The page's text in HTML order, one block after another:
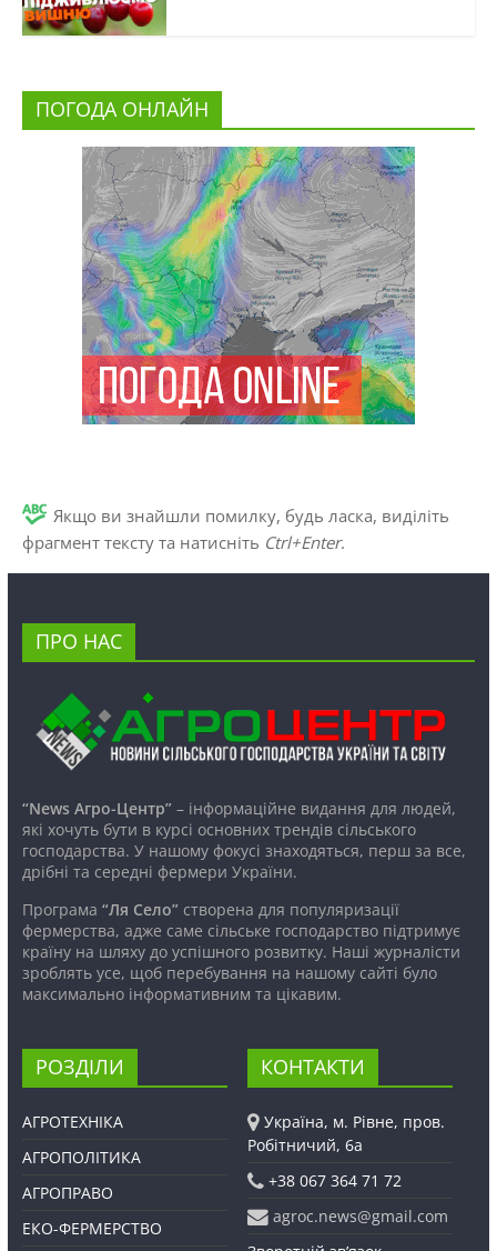
ПОГОДА ОНЛАЙН
Якщо ви знайшли помилку, будь ласка, виділіть
фрагмент тексту та натисніть Ctrl+Enter.
ПРО НАС
“News Агро-Центр”– інформаційне видання для людей,
які хочуть бути в курсі основних трендів сільського
господарства. У нашому фокусі знаходяться, перш за все,
дрібні та середні фермери України.
Програма “Ля Село”створена для популяризації
фермерства, адже саме сільське господарство підтримує
країну на шляху до успішного розвитку. Наші журналісти
зроблять усе, щоб перебування на нашому сайті було
максимально інформативним та цікавим.
РОЗДІЛИ
АГРОТЕХНІКА
АГРОПОЛІТИКА
АГРОПРАВО
ЕКО-ФЕРМЕРСТВО
КОНТАКТИ
Україна, м. Рівне, пров.
Робітничий, 6а
+38 067 364 71 72
agroc.news@gmail.com